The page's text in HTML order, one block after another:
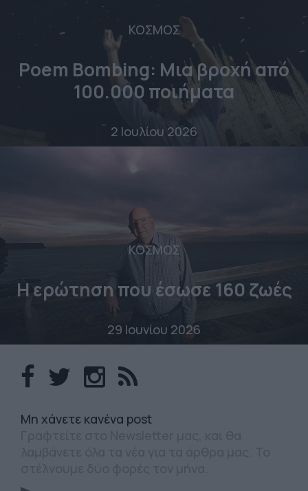
ΚΟΣΜΟΣ
Poem Bombing: Mια βροχή από
100.000 ποιήματα
2 Ιουλίου 2026
ΚΟΣΜΟΣ
Η ερώτηση που έσωσε 160 ζωές
29 Ιουνίου 2026
Mη χάνετε κανένα post